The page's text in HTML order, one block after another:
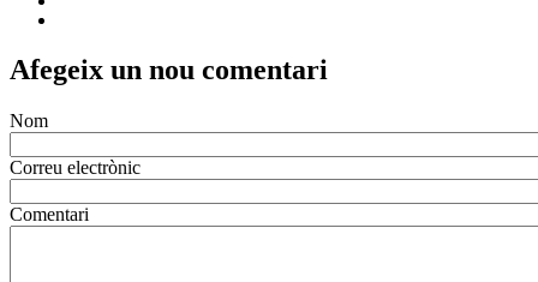
Afegeix un nou comentari
Nom
Correu electrònic
Comentari